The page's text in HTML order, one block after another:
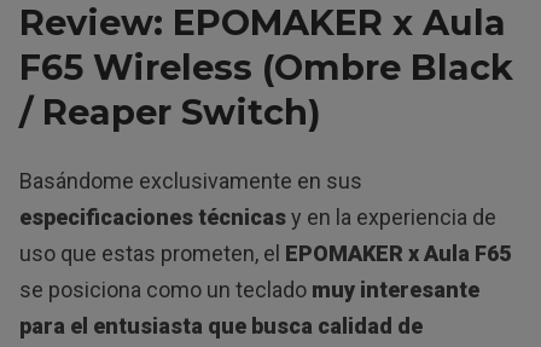
Review: EPOMAKER x Aula
F65 Wireless (Ombre Black
/ Reaper Switch)
Basándome exclusivamente en sus
especificaciones técnicasy en la experiencia de
uso que estas prometen, el EPOMAKER x Aula F65
se posiciona como un teclado muy interesante
para el entusiasta que busca calidad de